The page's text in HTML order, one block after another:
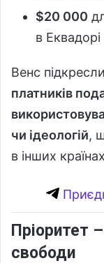
$20 000
в
Венс
платників
чи ідеологій,
в інших
Пріоритет –
свободи